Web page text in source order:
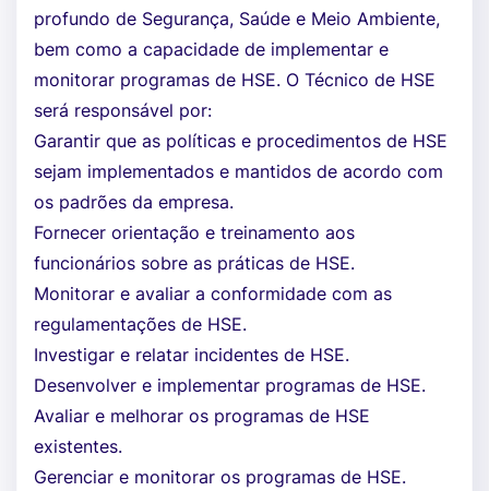
profundo de Segurança, Saúde e Meio Ambiente,
bem como a capacidade de implementar e
monitorar programas de HSE. O Técnico de HSE
será responsável por:
Garantir que as políticas e procedimentos de HSE
sejam implementados e mantidos de acordo com
os padrões da empresa.
Fornecer orientação e treinamento aos
funcionários sobre as práticas de HSE.
Monitorar e avaliar a conformidade com as
regulamentações de HSE.
Investigar e relatar incidentes de HSE.
Desenvolver e implementar programas de HSE.
Avaliar e melhorar os programas de HSE
existentes.
Gerenciar e monitorar os programas de HSE.